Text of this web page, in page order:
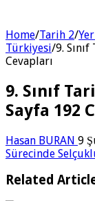
Home/Tarih 2/
Türkiyesi/9.
Cevapları
9. Sınıf
Sayfa 192
Hasan BURAN 9
Sürecinde
Related